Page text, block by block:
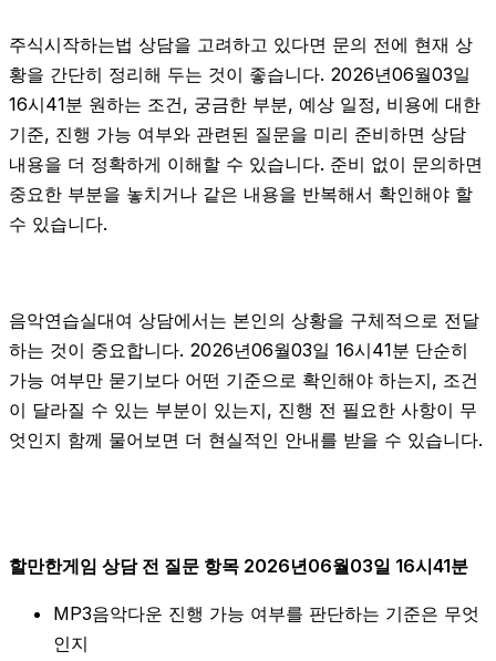
주식시작하는법 상담을 고려하고 있다면 문의 전에 현재 상
황을 간단히 정리해 두는 것이 좋습니다. 2026년06월03일
16시41분 원하는 조건, 궁금한 부분, 예상 일정, 비용에 대한
기준, 진행 가능 여부와 관련된 질문을 미리 준비하면 상담
내용을 더 정확하게 이해할 수 있습니다. 준비 없이 문의하면
중요한 부분을 놓치거나 같은 내용을 반복해서 확인해야 할
수 있습니다.
음악연습실대여 상담에서는 본인의 상황을 구체적으로 전달
하는 것이 중요합니다. 2026년06월03일 16시41분 단순히
가능 여부만 묻기보다 어떤 기준으로 확인해야 하는지, 조건
이 달라질 수 있는 부분이 있는지, 진행 전 필요한 사항이 무
엇인지 함께 물어보면 더 현실적인 안내를 받을 수 있습니다.
할만한게임 상담 전 질문 항목 2026년06월03일 16시41분
MP3음악다운 진행 가능 여부를 판단하는 기준은 무엇
인지